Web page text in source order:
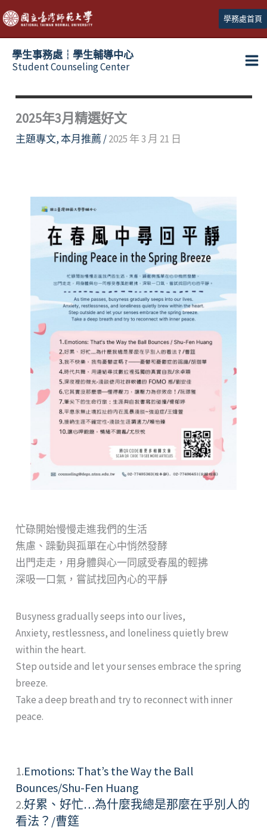
跳
至
主
學務處首頁
學生事務處┆學生輔導中心
Student Counseling Center
2025年3月精選好文
主題專文,本月推薦 /2025 年 3 月 21 日
忙碌開始慢慢走進我們的生活
焦慮、躁動與孤單在心中悄然發酵
出門走走，用身體與心一同感受春風的輕拂
深吸一口氣，嘗試找回內心的平靜
Busyness gradually seeps into our lives,
Anxiety, restlessness, and loneliness quietly brew
within the heart.
Step outside and let your senses embrace the spring
breeze.
Take a deep breath and try to reconnect with inner
peace.
1.Emotions: That’s the Way the Ball
Bounces/Shu-Fen Huang
2.好累、好忙…為什麼我總是那麼在乎別人的
看法？/曹筳